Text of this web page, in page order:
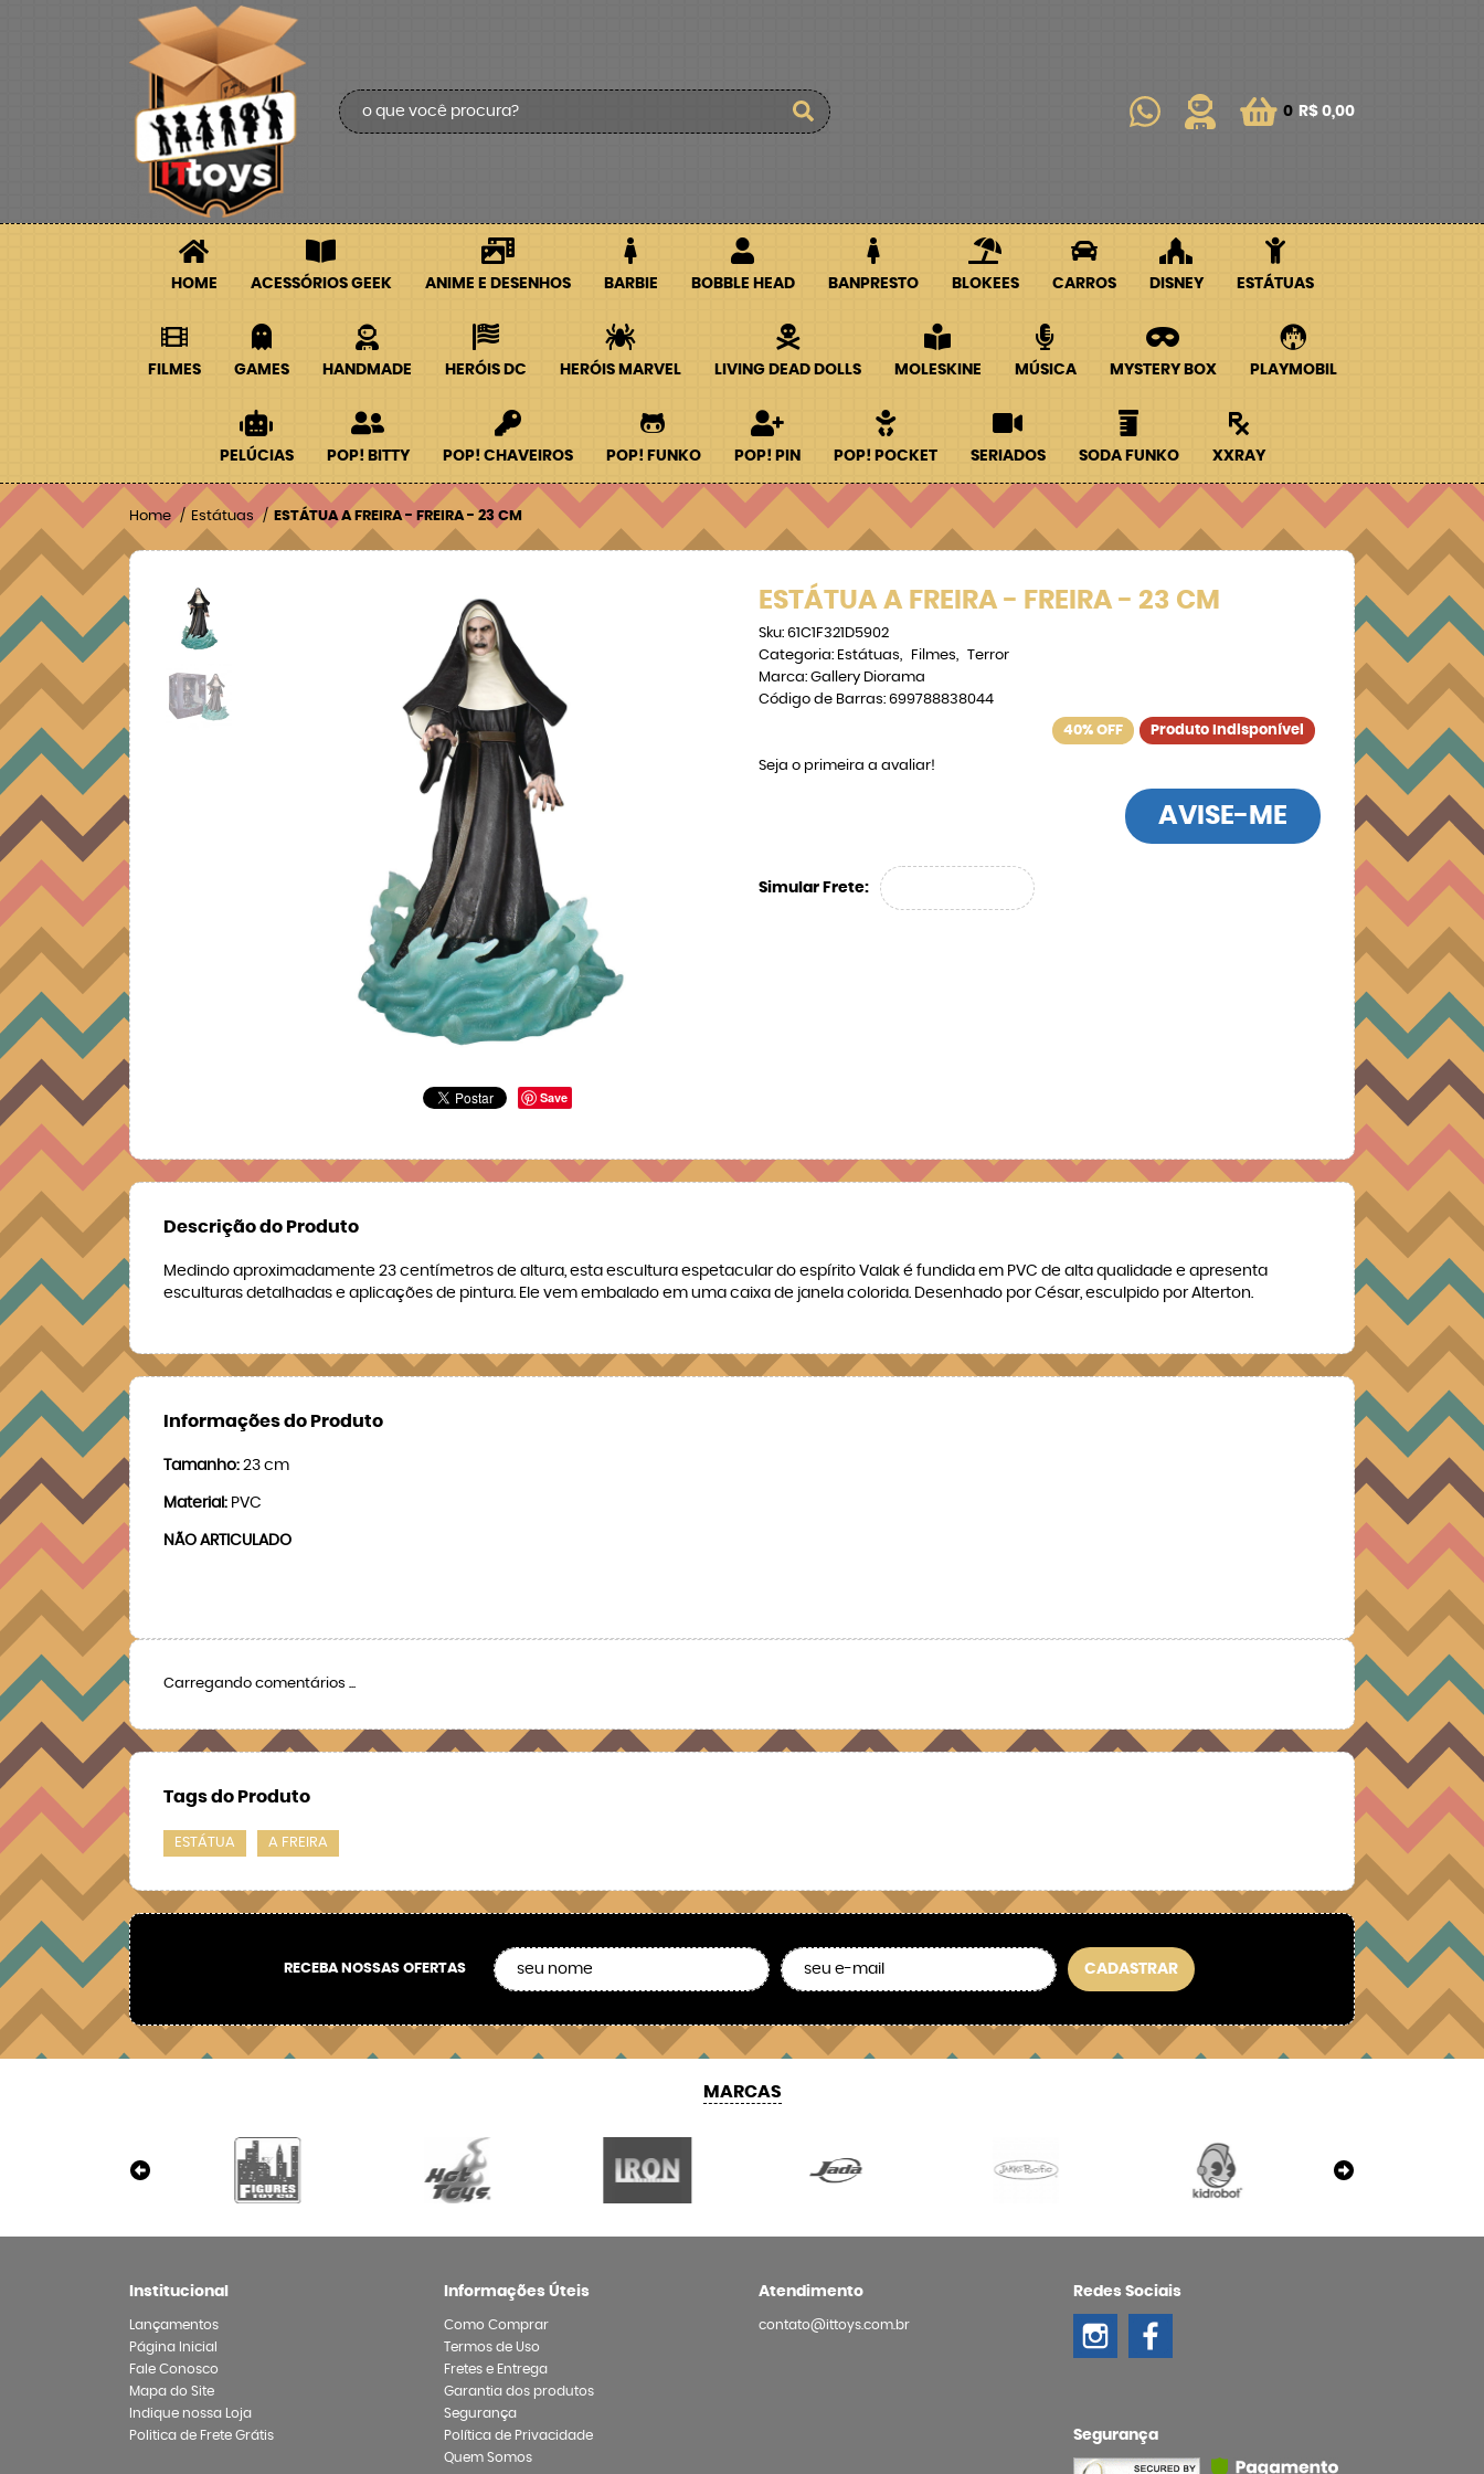
0 R$ 0,00
HOME ACESSÓRIOS GEEK ANIME E DESENHOS BARBIE BOBBLE HEAD BANPRESTO BLOKEES CARROS DISNEY ESTÁTUAS
FILMES GAMES HANDMADE HERÓIS DC HERÓIS MARVEL LIVING DEAD DOLLS MOLESKINE MÚSICA MYSTERY BOX PLAYMOBIL
PELÚCIAS POP! BITTY POP! CHAVEIROS POP! FUNKO POP! PIN POP! POCKET SERIADOS SODA FUNKO XXRAY
Home Estátuas ESTÁTUA A FREIRA - FREIRA - 23 CM
Save
ESTÁTUA A FREIRA - FREIRA - 23 CM
Sku: 61C1F321D5902
Categoria: Estátuas Filmes
Terror
Marca: Gallery Diorama
Código de Barras: 699788838044
40% OFF Produto Indisponível
Seja o primeira a avaliar!
AVISE-ME
Simular Frete:
Descrição do Produto
Medindo aproximadamente 23 centímetros de altura, esta escultura espetacular do espírito Valak é fundida em PVC de alta qualidade e apresenta
esculturas detalhadas e aplicações de pintura. Ele vem embalado em uma caixa de janela colorida. Desenhado por César, esculpido por Alterton.
Informações do Produto
Tamanho: 23 cm
Material: PVC
NÃO ARTICULADO
Carregando comentários ...
Tags do Produto
ESTÁTUA A FREIRA
RECEBA NOSSAS OFERTAS CADASTRAR
MARCAS
Institucional
Lançamentos
Página Inicial
Fale Conosco
Mapa do Site
Indique nossa Loja
Politica de Frete Grátis
Informações Úteis
Como Comprar
Termos de Uso
Fretes e Entrega
Garantia dos produtos
Segurança
Política de Privacidade
Quem Somos
Atendimento
contato@ittoys.com.br
Redes Sociais
Segurança